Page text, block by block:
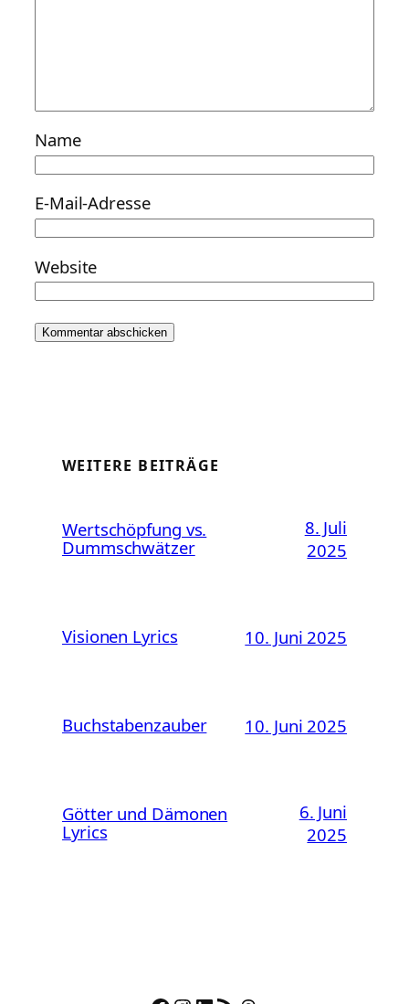
Name
E-Mail-Adresse
Website
WEITERE BEITRÄGE
Wertschöpfung vs.
Dummschwätzer
8. Juli
2025
Visionen Lyrics 10. Juni 2025
Buchstabenzauber 10. Juni 2025
Götter und Dämonen
Lyrics
6. Juni
2025